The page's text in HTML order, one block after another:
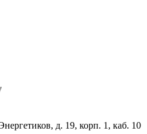
д. 19, корп. 1, каб. 10